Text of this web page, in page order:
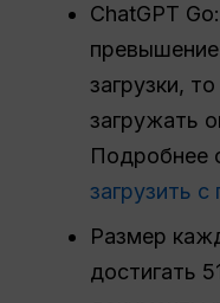
ChatGPT
загрузки,
загружать
Подробнее
загрузить
Размер
достигать